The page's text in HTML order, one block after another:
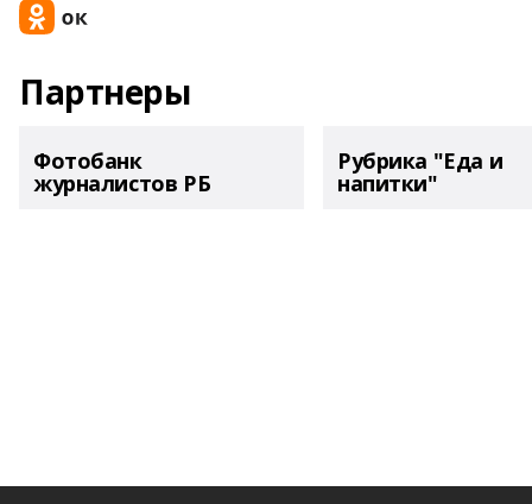
Партнеры
Фотобанк
журналистов РБ
Рубрика "Еда и
напитки"